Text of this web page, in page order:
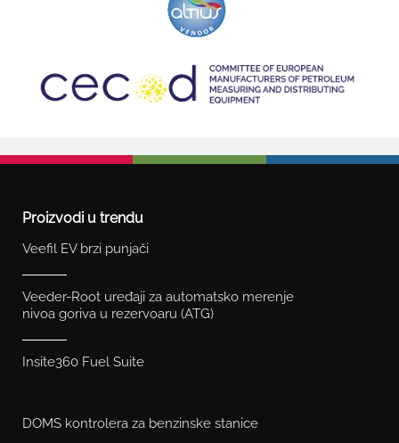
Proizvodi u trendu
Veefil EV brzi punjači
Veeder-Root uređaji za automatsko merenje
nivoa goriva u rezervoaru (ATG)
Insite360 Fuel Suite
DOMS kontrolera za benzinske stanice